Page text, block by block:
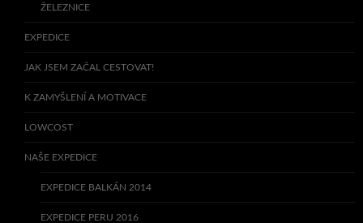
ŽELEZNICE
EXPEDICE
JAK JSEM ZAČAL CESTOVAT!
K ZAMYŠLENÍ A MOTIVACE
LOWCOST
NAŠE EXPEDICE
EXPEDICE BALKÁN 2014
EXPEDICE PERU 2016